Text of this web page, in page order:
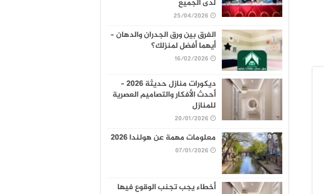
لدى الجميع
25/04/2026
الفرق بين ورق الجدران والدهان –
أيهما أفضل لمنزلك؟
16/02/2026
ديكورات منازل حديثة 2026 –
أحدث الأفكار والتصاميم العصرية
للمنازل
20/01/2026
معلومات مهمة عن هولندا 2026
07/01/2026
أخطاء يجب تجنب الوقوع فيها